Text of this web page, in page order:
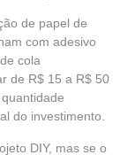
de papel de
com adesivo
cola
de R$ 15 a R$ 50
do investimento.
DIY, mas se o